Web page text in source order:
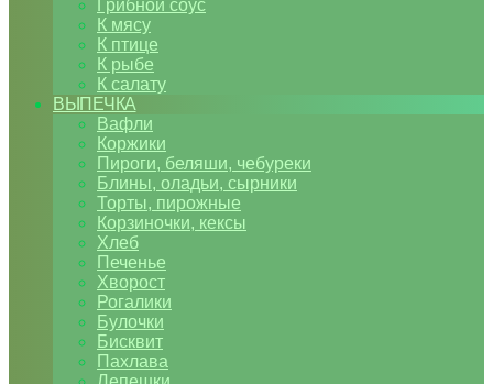
Грибной соус
К мясу
К птице
К рыбе
К салату
ВЫПЕЧКА
Вафли
Коржики
Пироги, беляши, чебуреки
Блины, оладьи, сырники
Торты, пирожные
Корзиночки, кексы
Хлеб
Печенье
Хворост
Рогалики
Булочки
Бисквит
Пахлава